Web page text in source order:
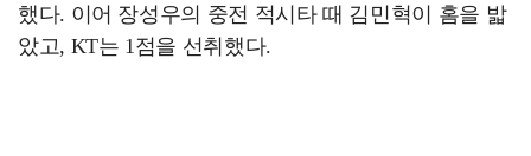
했다. 이어 장성우의 중전 적시타 때 김민혁이 홈을 밟
았고, KT는 1점을 선취했다.